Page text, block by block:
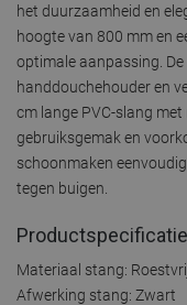
het duurzaamheid en
hoogte van 800 mm en
optimale aanpassing.
handdouchehouder en
cm lange PVC-slang
gebruiksgemak en
schoonmaken
tegen buigen.
Materiaal stang:
Afwerking stang: Zwart